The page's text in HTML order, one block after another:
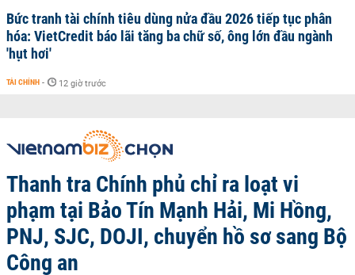
Bức tranh tài chính tiêu dùng nửa đầu 2026 tiếp tục phân
hóa: VietCredit báo lãi tăng ba chữ số, ông lớn đầu ngành
'hụt hơi'
TÀI CHÍNH - 12 giờ trước
Thanh tra Chính phủ chỉ ra loạt vi
phạm tại Bảo Tín Mạnh Hải, Mi Hồng,
PNJ, SJC, DOJI, chuyển hồ sơ sang Bộ
Công an